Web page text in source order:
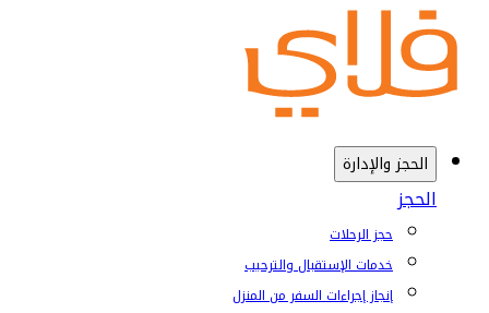
الحجز والإدارة
الحجز
حجز الرحلات
خدمات الإستقبال والترحيب
إنجاز إجراءات السفر من المنزل